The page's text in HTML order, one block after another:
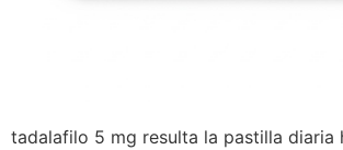
tadalafilo 5 mg resulta la pastilla diaria